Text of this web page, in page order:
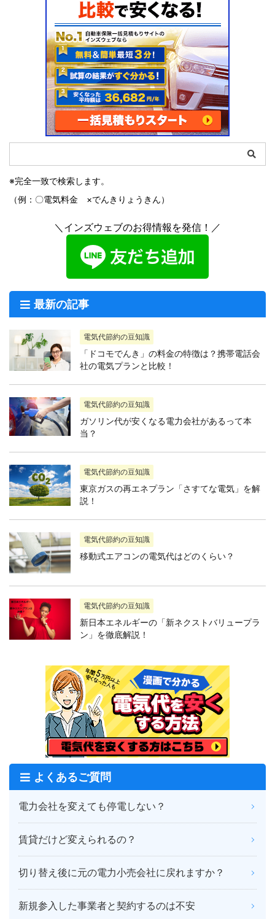
※完全一致で検索します。
（例：〇電気料金 ×でんきりょうきん）
＼インズウェブのお得情報を発信！／
最新の記事
電気代節約の豆知識
「ドコモでんき」の料金の特徴は？携帯電話会
社の電気プランと比較！
電気代節約の豆知識
ガソリン代が安くなる電力会社があるって本
当？
電気代節約の豆知識
東京ガスの再エネプラン「さすてな電気」を解
説！
電気代節約の豆知識
移動式エアコンの電気代はどのくらい？
電気代節約の豆知識
新日本エネルギーの「新ネクストバリュープラ
ン」を徹底解説！
よくあるご質問
電力会社を変えても停電しない？
賃貸だけど変えられるの？
切り替え後に元の電力小売会社に戻れますか？
新規参入した事業者と契約するのは不安